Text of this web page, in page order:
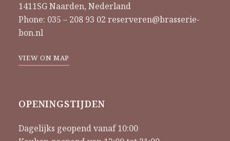
1411SG Naarden, Nederland
Phone: 035 – 208 93 02 reserveren@brasserie-
bon.nl
VIEW ON MAP
OPENINGSTIJDEN
Dagelijks geopend vanaf 10:00